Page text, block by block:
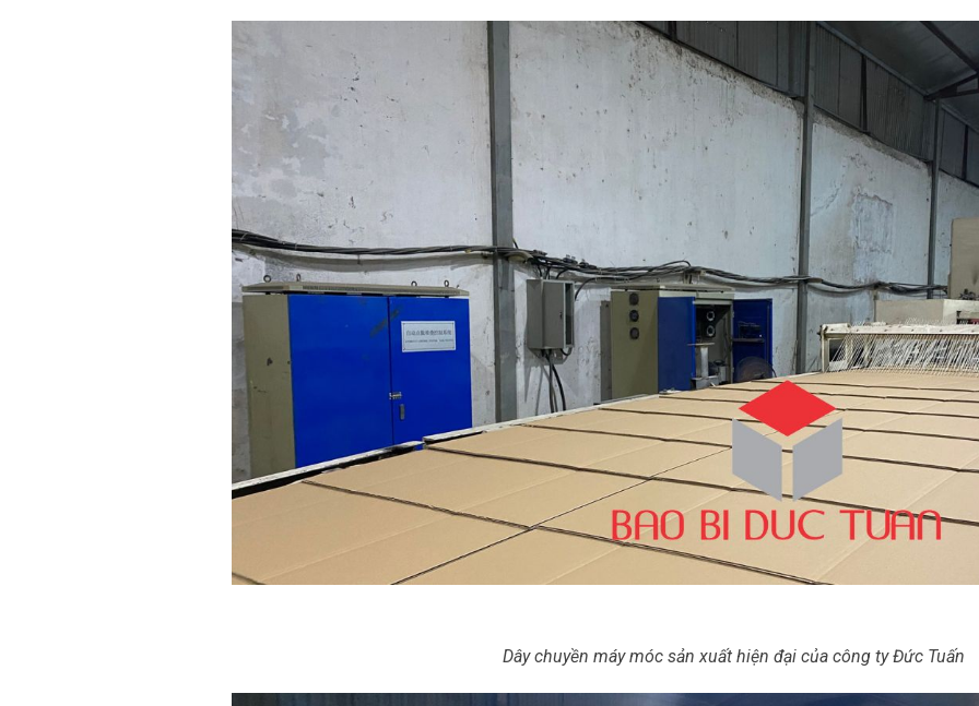
Dây chuyền máy móc sản xuất hiện đại của công ty Đức Tuấn